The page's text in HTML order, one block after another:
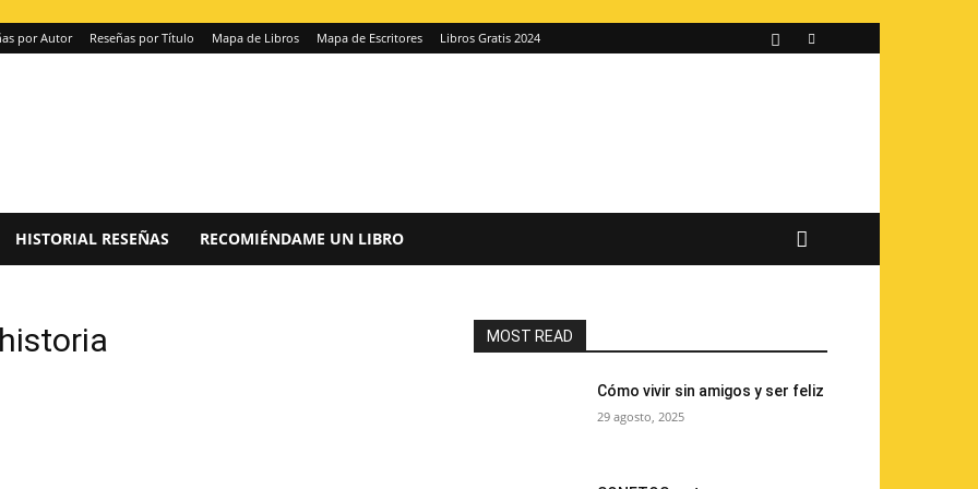
por Autor Reseñas por Título Mapa de Libros Mapa de Escritores Libros Gratis 2024
HISTORIAL RESEÑAS RECOMIÉNDAME UN LIBRO
MOST READ
Cómo vivir sin amigos y ser feliz
29 agosto, 2025